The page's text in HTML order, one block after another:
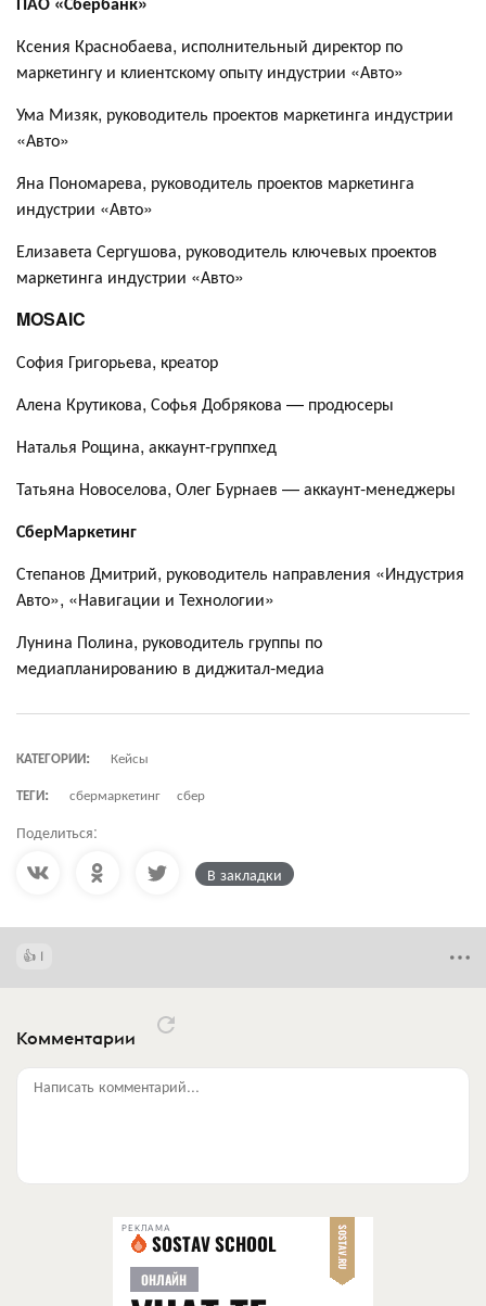
Ксения Краснобаева, исполнительный директор по
маркетингу и клиентскому опыту индустрии «Авто»
Ума Мизяк, руководитель проектов маркетинга индустрии
«Авто»
Яна Пономарева, руководитель проектов маркетинга
индустрии «Авто»
Елизавета Сергушова, руководитель ключевых проектов
маркетинга индустрии «Авто»
MOSAIC
София Григорьева, креатор
Алена Крутикова, Софья Добрякова — продюсеры
Наталья Рощина, аккаунт-группхед
Татьяна Новоселова, Олег Бурнаев — аккаунт-менеджеры
СберМаркетинг
Степанов Дмитрий, руководитель направления «Индустрия
Авто», «Навигации и Технологии»
Лунина Полина, руководитель группы по
медиапланированию в диджитал-медиа
КАТЕГОРИИ:
Кейсы
ТЕГИ:
сбермаркетинг сбер
Поделиться:
В закладки
1
Комментарии
Написать комментарий...
РЕКЛАМА